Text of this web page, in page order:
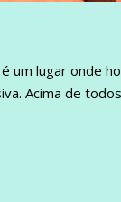
um lugar onde
Acima de